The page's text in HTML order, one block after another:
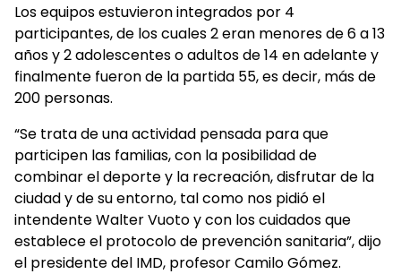
Los equipos estuvieron integrados por 4
participantes, de los cuales 2 eran menores de 6 a 13
años y 2 adolescentes o adultos de 14 en adelante y
finalmente fueron de la partida 55, es decir, más de
200 personas.
“Se trata de una actividad pensada para que
participen las familias, con la posibilidad de
combinar el deporte y la recreación, disfrutar de la
ciudad y de su entorno, tal como nos pidió el
intendente Walter Vuoto y con los cuidados que
establece el protocolo de prevención sanitaria”, dijo
el presidente del IMD, profesor Camilo Gómez.